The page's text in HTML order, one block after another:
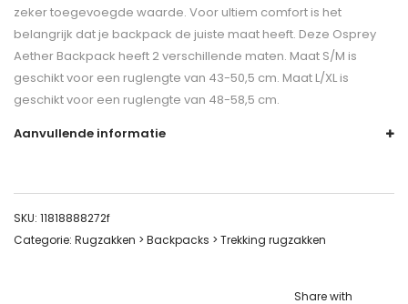
zeker toegevoegde waarde. Voor ultiem comfort is het
belangrijk dat je backpack de juiste maat heeft. Deze Osprey
Aether Backpack heeft 2 verschillende maten. Maat S/M is
geschikt voor een ruglengte van 43-50,5 cm. Maat L/XL is
geschikt voor een ruglengte van 48-58,5 cm.
Aanvullende informatie
SKU: 11818888272f
Categorie: Rugzakken > Backpacks > Trekking rugzakken
Share with